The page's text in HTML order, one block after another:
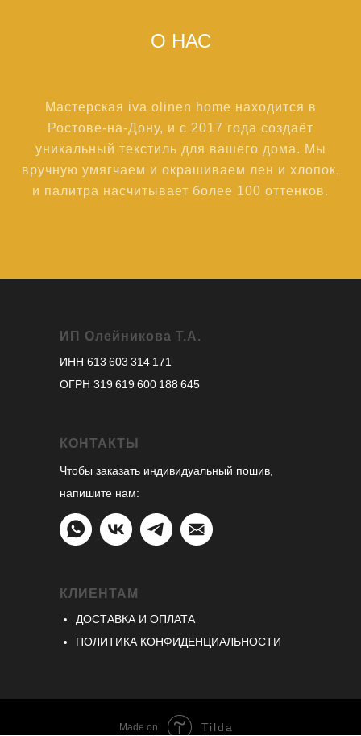
О НАС
Мастерская iva olinen home находится в
Ростове-на-Дону, и с 2017 года создаёт
уникальный текстиль для вашего дома. Мы
вручную умягчаем и окрашиваем лен и хлопок,
и палитра насчитывает более 100 оттенков.
ИП Олейникова Т.А.
ИНН 613 603 314 171
ОГРН 319 619 600 188 645
КОНТАКТЫ
Чтобы заказать индивидуальный пошив,
напишите нам:
КЛИЕНТАМ
ДОСТАВКА И ОПЛАТА
ПОЛИТИКА КОНФИДЕНЦИАЛЬНОСТИ
Made on Tilda